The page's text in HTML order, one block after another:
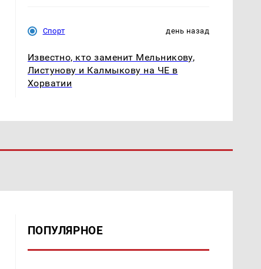
Спорт день назад
Известно, кто заменит Мельникову,
Листунову и Калмыкову на ЧЕ в
Хорватии
ПОПУЛЯРНОЕ